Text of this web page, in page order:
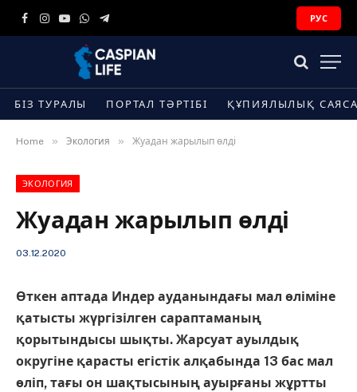
Facebook
Instagram
YouTube
WhatsApp
Telegram
РУС
БІЗ ТУРАЛЫ ПОРТАЛ ТӘРТІБІ ҚҰПИЯЛЫЛЫҚ
Home » Экология » Жуадан жарылып өлді
ЭКОЛОГИЯ
Жуадан жарылып өлді
03.12.2020
Өткен аптада Индер ауданындағы мал өліміне
қатысты жүргізілген сараптаманың
қорытындысы шықты. Жарсуат ауылдық
округіне қарасты егістік алқабында 13 бас мал
өліп, тағы он шақтысының ауырғаны жұртты